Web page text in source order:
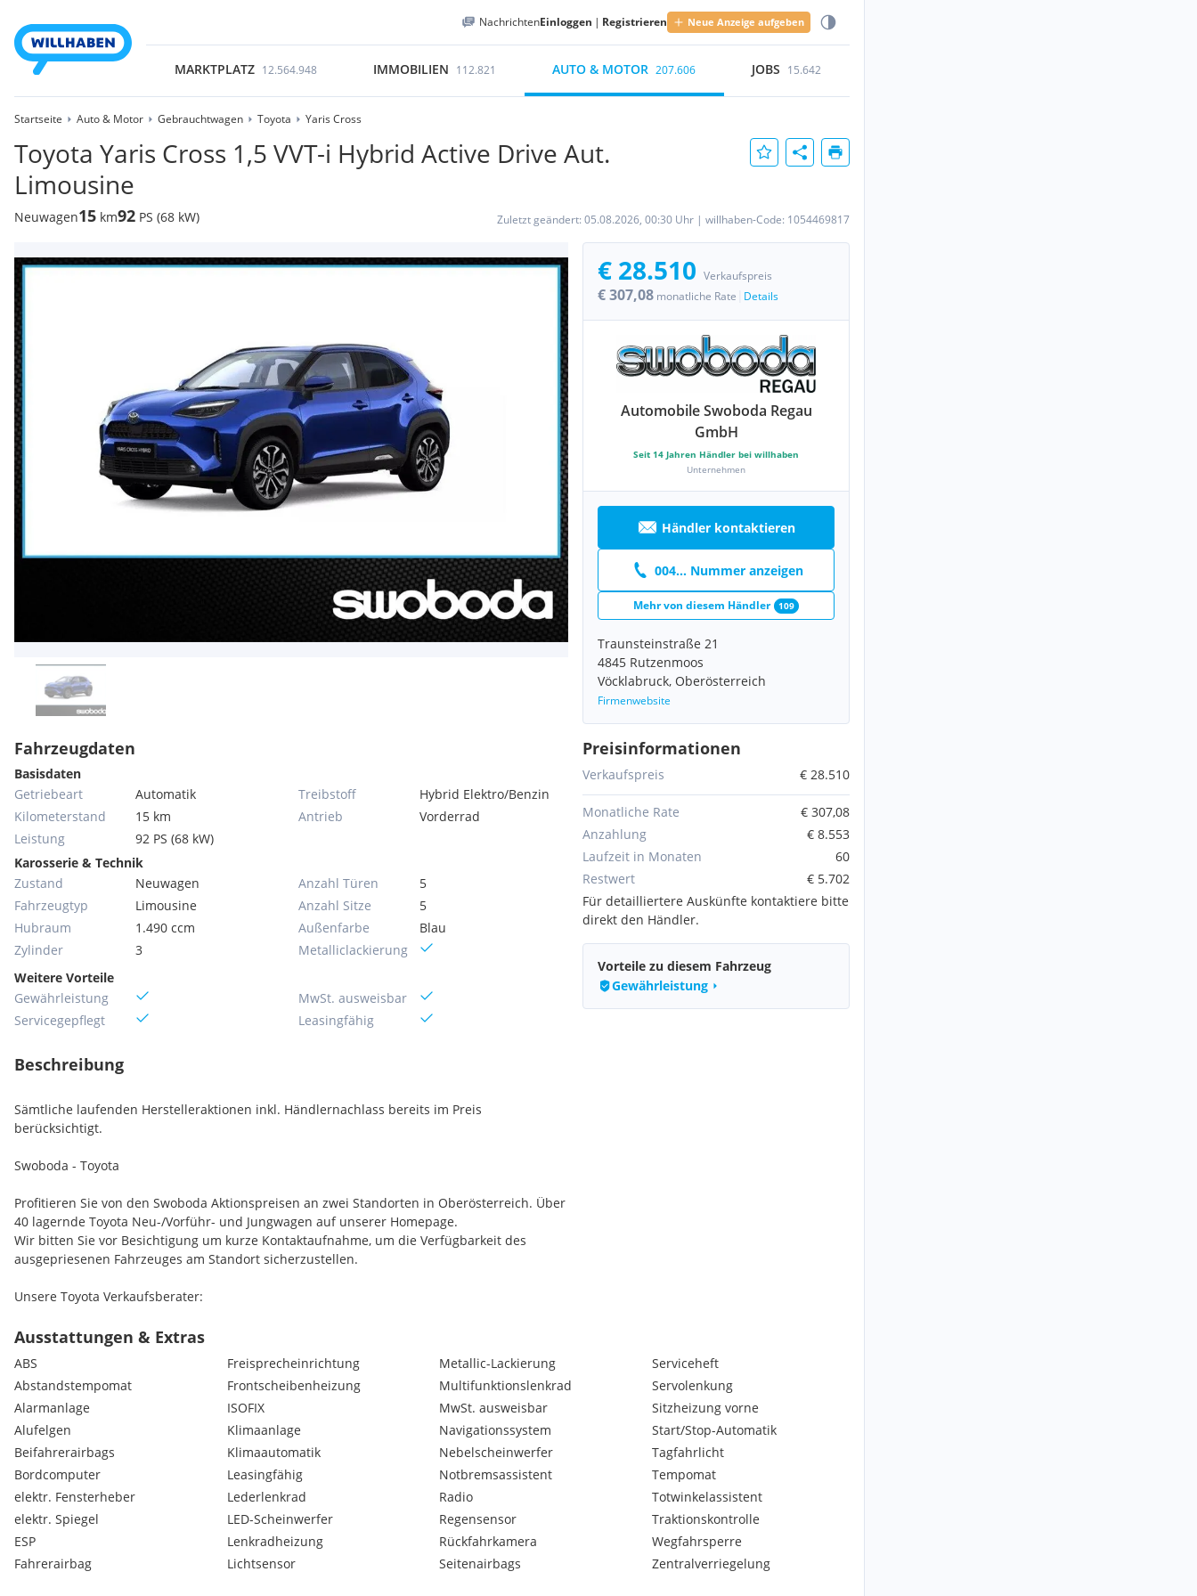
NachrichtenEinloggen | Registrieren Neue Anzeige aufgeben
MARKTPLATZ 12.564.948 IMMOBILIEN 112.821 AUTO & MOTOR 207.606 JOBS 15.642
Startseite Auto & Motor Gebrauchtwagen Toyota Yaris Cross
Toyota Yaris Cross 1,5 VVT-i Hybrid Active Drive Aut.
Limousine
Neuwagen15 km92 PS (68 kW) Zuletzt geändert: 05.08.2026, 00:30 Uhr | willhaben-Code: 1054469817
€ 28.510 Verkaufspreis
€ 307,08 monatliche Rate Details
Automobile Swoboda Regau
GmbH
Seit 14 Jahren Händler bei willhaben
Unternehmen
Händler kontaktieren
004... Nummer anzeigen
Mehr von diesem Händler 109
Traunsteinstraße 21
4845 Rutzenmoos
Vöcklabruck, Oberösterreich
Firmenwebsite
Fahrzeugdaten
Basisdaten
Getriebeart
Automatik
Kilometerstand
15 km
Leistung
92 PS (68 kW)
Treibstoff
Hybrid Elektro/Benzin
Antrieb
Vorderrad
Karosserie & Technik
Zustand
Neuwagen
Fahrzeugtyp
Limousine
Hubraum
1.490 ccm
Zylinder
3
Anzahl Türen
5
Anzahl Sitze
5
Außenfarbe
Blau
Metallic­lackierung
Weitere Vorteile
Gewährleistung
Servicegepflegt
MwSt. ausweisbar
Leasingfähig
Beschreibung
Sämtliche laufenden Herstelleraktionen inkl. Händlernachlass bereits im Preis
berücksichtigt.
Swoboda - Toyota
Profitieren Sie von den Swoboda Aktionspreisen an zwei Standorten in Oberösterreich. Über
40 lagernde Toyota Neu-/Vorführ- und Jungwagen auf unserer Homepage.
Wir bitten Sie vor Besichtigung um kurze Kontaktaufnahme, um die Verfügbarkeit des
ausgepriesenen Fahrzeuges am Standort sicherzustellen.
Unsere Toyota Verkaufsberater:
Regau (4845) - Meris Memic - (0) 7672/26500-651
Regau (4845) - Simone Forstinger- (0) 7672/26500-654
Laakirchen (4664) - Herr Darie - (0) 7612/63311-434
Laakirchen (4664) - Nikolas Trawöger - (0) 7612/63311-441
Wir beraten Sie über individuelle Kredit- oder Leasingfinanzierungen sowie eine günstige
Fahrzeugversicherung.
team swoboda - best service for you
Angebot vorbehaltlich Verfügbarkeit, Druck- und Beschreibungsfehler, Symbolabbildungen
möglich
Serienausstattungen:
Preisinformationen
Verkaufspreis € 28.510
Monatliche Rate
€ 307,08
Anzahlung
€ 8.553
Laufzeit in Monaten
60
Restwert
€ 5.702
Für detailliertere Auskünfte kontaktiere bitte
direkt den Händler.
Vorteile zu diesem Fahrzeug
Gewährleistung
Ausstattungen & Extras
ABS
Abstandstempomat
Alarmanlage
Alufelgen
Beifahrerairbags
Bordcomputer
elektr. Fensterheber
elektr. Spiegel
ESP
Fahrerairbag
Freisprecheinrichtung
Frontscheibenheizung
ISOFIX
Klimaanlage
Klimaautomatik
Leasingfähig
Lederlenkrad
LED-Scheinwerfer
Lenkradheizung
Lichtsensor
Metallic-Lackierung
Multifunktionslenkrad
MwSt. ausweisbar
Navigationssystem
Nebelscheinwerfer
Notbremsassistent
Radio
Regensensor
Rückfahrkamera
Seitenairbags
Serviceheft
Servolenkung
Sitzheizung vorne
Start/Stop-Automatik
Tagfahrlicht
Tempomat
Totwinkelassistent
Traktionskontrolle
Wegfahrsperre
Zentralverriegelung